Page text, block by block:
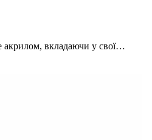
акрилом, вкладаючи у свої…